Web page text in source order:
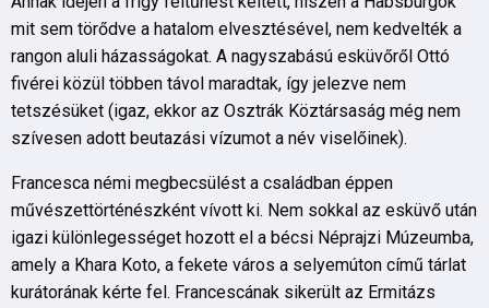
mit sem törődve a hatalom elvesztésével, nem kedvelték a
rangon aluli házasságokat. A nagyszabású esküvőről Ottó
fivérei közül többen távol maradtak, így jelezve nem
tetszésüket (igaz, ekkor az Osztrák Köztársaság még nem
szívesen adott beutazási vízumot a név viselőinek).
Francesca némi megbecsülést a családban éppen
művészettörténészként vívott ki. Nem sokkal az esküvő után
igazi különlegességet hozott el a bécsi Néprajzi Múzeumba,
amely a Khara Koto, a fekete város a selyemúton című tárlat
kurátorának kérte fel. Francescának sikerült az Ermitázs